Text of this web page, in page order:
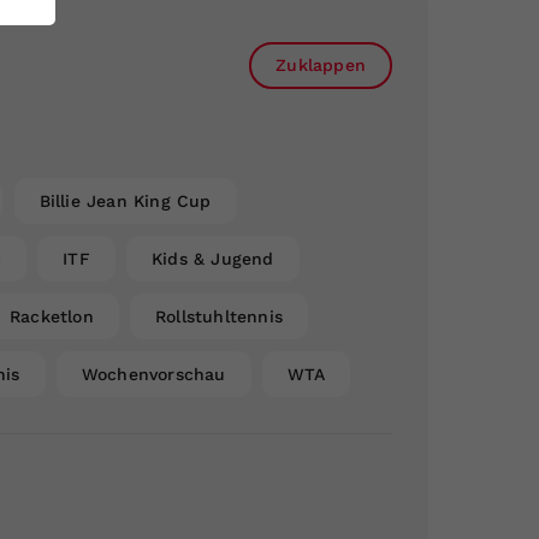
Zuklappen
Billie Jean King Cup
ITF Kids & Jugend
Racketlon Rollstuhltennis
Wochenvorschau WTA